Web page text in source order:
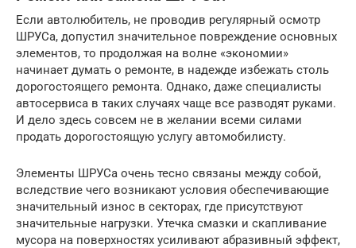
Если автолюбитель, не проводив регулярный осмотр
ШРУСа, допустил значительное повреждение основных
элементов, то продолжая на волне «экономии»
начинает думать о ремонте, в надежде избежать столь
дорогостоящего ремонта. Однако, даже специалисты
автосервиса в таких случаях чаще все разводят руками.
И дело здесь совсем не в желании всеми силами
продать дорогостоящую услугу автомобилисту.
Элементы ШРУСа очень тесно связаны между собой,
вследствие чего возникают условия обеспечивающие
значительный износ в секторах, где присутствуют
значительные нагрузки. Утечка смазки и скапливание
мусора на поверхностях усиливают абразивный эффект,